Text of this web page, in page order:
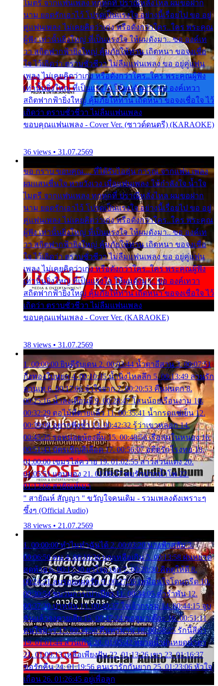
ไมตรี จากแฟนเพลง ทุกทุกที่ ปราณีหลั่งไหล ผมขอฝาก
นาม ยอดรักเอาไว้ โปรดเป็นแรงใจ อย่างนี้เรื่อยไป ขอ อยู่
คู่แฟนเพลง ไม่เคยคิดว่าเก่ง หรือดังกว่าใคร..ใคร พระคุณ
ผู้ฟัง เท่านั้นยิ่งใหญ่ ที่เป็นแรงใจ ให้ผมดังมา.. ขอ องค์เท
วา สถิตฟากฟ้ายิ่งใหญ่ คุ้มภัยให้ท่าน เถิดหนา ขอจงเชื่อ
ใจ ไว้เถิดว่า ตราบชั่วชีวา ไม่ลืมแฟนเพลง ขอ อยู่คู่แฟน
เพลง ไม่เคยคิดว่าเก่ง หรือดังกว่าใคร..ใคร พระคุณผู้ฟัง
เท่านั้นยิ่งใหญ่ ที่เป็นแรงใจ ให้ผมดังมา.. ขอ องค์เทวา
สถิตฟากฟ้ายิ่งใหญ่ คุ้มภัยให้ท่าน เถิดหนา ขอจงเชื่อใจ ไว้
เถิดว่า ตราบชั่วชีวา ไม่ลืมแฟนเพลง
ขอบคุณแฟนเพลง - Cover Ver. (ซาวด์ดนตรี) (KARAOKE)
36 views • 31.07.2569
ขอ กราบ ขอบคุณ.... ที่ได้รับไออุ่น การุณ จากแฟน เพลง
ผมแสนชื่นใจ หายวังเวง เมื่อแฟนเพลง ให้กำลังใจ น้ำใจ
ไมตรี จากแฟนเพลง ทุกทุกที่ ปราณีหลั่งไหล ผมขอฝาก
นาม ยอดรักเอาไว้ โปรดเป็นแรงใจ อย่างนี้เรื่อยไป ขอ อยู่
คู่แฟนเพลง ไม่เคยคิดว่าเก่ง หรือดังกว่าใคร..ใคร พระคุณ
ผู้ฟัง เท่านั้นยิ่งใหญ่ ที่เป็นแรงใจ ให้ผมดังมา.. ขอ องค์เท
วา สถิตฟากฟ้ายิ่งใหญ่ คุ้มภัยให้ท่าน เถิดหนา ขอจงเชื่อ
ใจ ไว้เถิดว่า ตราบชั่วชีวา ไม่ลืมแฟนเพลง ขอ อยู่คู่แฟน
เพลง ไม่เคยคิดว่าเก่ง หรือดังกว่าใคร..ใคร พระคุณผู้ฟัง
เท่านั้นยิ่งใหญ่ ที่เป็นแรงใจ ให้ผมดังมา.. ขอ องค์เทวา
สถิตฟากฟ้ายิ่งใหญ่ คุ้มภัยให้ท่าน เถิดหนา ขอจงเชื่อใจ ไว้
เถิดว่า ตราบชั่วชีวา ไม่ลืมแฟนเพลง
ขอบคุณแฟนเพลง - Cover Ver. (KARAOKE)
38 views • 31.07.2569
1. 00:00:00 ยินดีรับเดน 2. 00:03:44 น้ำตาอีสาน 3. 00:07:51
กิ่งทองใบหยก 4. 00:10:35 น้ำนิ่งไหลลึก 5. 00:13:49 ลานรัก
ลานเท 6. 00:17:06 จำใจจาก 7. 00:20:53 คืนฝนตก 8.
00:25:16 น้ำลงเดือนยี่ 9. 00:28:47 โสนน้อยเรือนงาม 10.
00:32:29 ตอไม้ที่ตายแล้ว 11. 00:35:41 น้ำกรดแช่เย็น 12.
00:39:08 อยากฟังซ้ำ 13. 00:42:32 รู้ว่าเขาหลอก 14.
00:45:25 รอหน่อยน้องติ๋ม 15. 00:48:56 เรือล่มในหนอง 16.
00:51:43 บัตรเชิญสีเลือด 17. 00:56:07 อดีตรักโรงทอ 18.
01:00:00 เขมรไล่ควาย 19. 01:02:55 สาวสวนแตง 20.
01:05:51 แอบมอง 21. 01:09:27 พบรักปากน้ำโพ 22.
01:13:06 สายัณห์เมา
" สายัณห์ สัญญา " ขวัญใจคนเดิม - รวมเพลงดังเพราะๆ
ซึ้งๆ (Official Audio)
38 views • 21.07.2569
1. 00:00:00 ทำไมทำฉันได้ 2. 00:03:20 นางฟ้าสลัม 3.
00:06:50 คน 4. 00:10:36 บุญเหลือเกิน 5. 00:13:58 ฝนหยาด
สุดท้าย 6. 00:17:30 ยาใจยาจก 7. 00:20:30 คิดดูให้ดี 8.
00:24:21 ลบรอยแผลรัก 9. 00:27:35 เหมือนใจโดนกรีด 10.
00:30:54 ขบวนการเปาเปียว 11. 00:34:05 คำรำพัน 12.
00:37:20 ปาหนัน 13. 00:40:37 ใจเจ้ากรรม 14. 00:44:15 จูบ
ฉันแล้วจงตายเสีย 15. 00:47:24 ขอสูมาเต๊อะ 16. 00:51:11
คนใจมาร 17. 00:54:50 คืนทรมาน 18. 00:58:25 รักนี้สีดำ
19. 01:01:44 ส่วนเกิน 20. 01:05:42 หยาดน้ำฝนหยดน้ำตา
21. 01:09:13 เหลือเพียงฝัน 22. 01:13:26 เขา 23. 01:16:37
ขอรักคืน 24. 01:19:56 คนเรารักกันยาก 25. 01:23:06 หัวใจ
เถื่อน 26. 01:26:45 อยู่เพื่อลูก